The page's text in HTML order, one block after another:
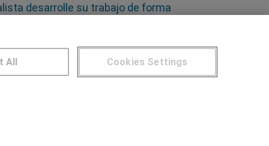
desarrolle su trabajo de forma
Cookies Settings
All